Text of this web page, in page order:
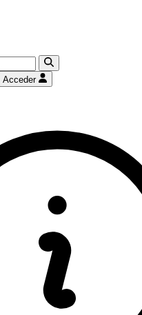
Acceder